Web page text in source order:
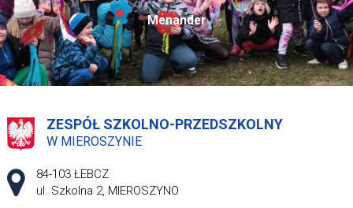
Menander
ZESPÓŁ SZKOLNO-PRZEDSZKOLNY
W MIEROSZYNIE
Adres pocztowy:
84-103 ŁEBCZ
ul. Szkolna 2, MIEROSZYNO